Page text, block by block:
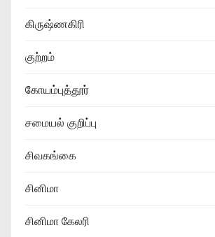
கிருஷ்ணகிரி
குற்றம்
கோயம்புத்தூர்
சமையல் குறிப்பு
சிவகங்கை
சினிமா
சினிமா கேலரி